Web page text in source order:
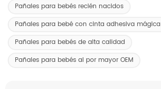
Pañales para bebés recién nacidos
Pañales para bebé con cinta adhesiva mágica
Pañales para bebés de alta calidad
Pañales para bebés al por mayor OEM